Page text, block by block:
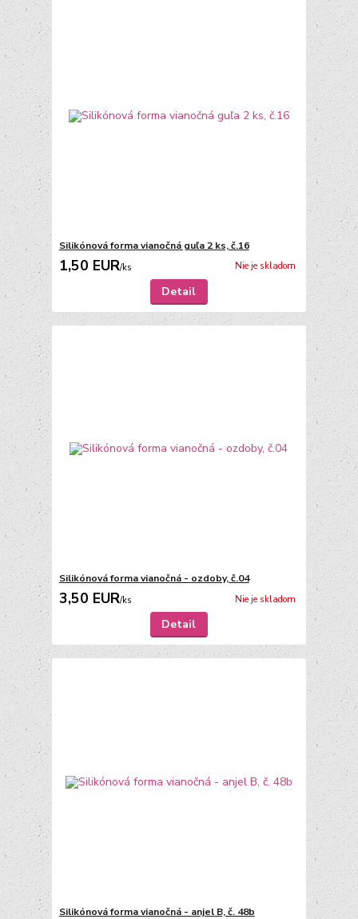
Silikónová forma vianočná guľa 2 ks, č.16
1,50 EUR/ks Nie je skladom
Detail
Silikónová forma vianočná - ozdoby, č.04
3,50 EUR/ks Nie je skladom
Detail
Silikónová forma vianočná - anjel B, č. 48b